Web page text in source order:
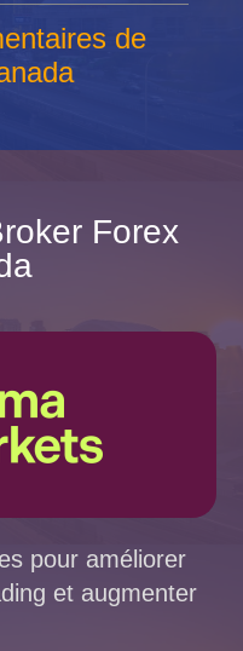
de
Forex
pour améliorer
et augmenter